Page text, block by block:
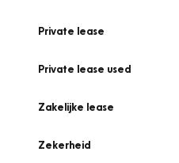
Private lease
Private lease used
Zakelijke lease
Zekerheid